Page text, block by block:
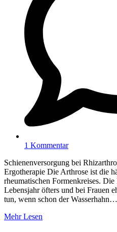
1 Kommentar
Schienenversorgung bei
Ergotherapie Die Arthrose ist die
rheumatischen Formenkreises.
Lebensjahr öfters und bei Frauen
tun, wenn schon der Wasserhahn…
Mehr Lesen